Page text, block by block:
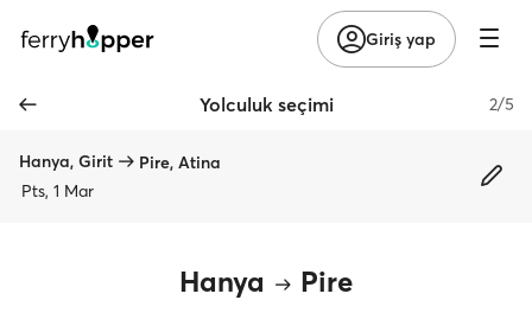
Giriş yap
Yolculuk seçimi 2/5
Hanya, Girit
Pire, Atina
Pts, 1 Mar
Hanya Pire